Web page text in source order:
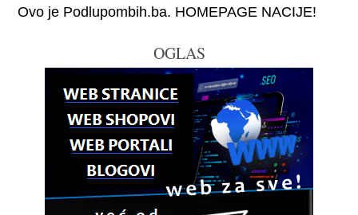
Ovo je Podlupombih.ba. HOMEPAGE NACIJE!
OGLAS